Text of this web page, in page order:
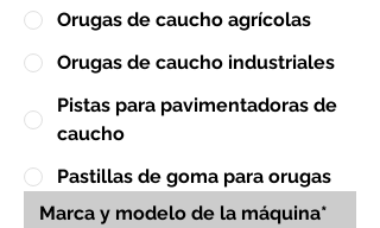
Orugas de caucho agrícolas
Orugas de caucho industriales
Pistas para pavimentadoras de
caucho
Pastillas de goma para orugas